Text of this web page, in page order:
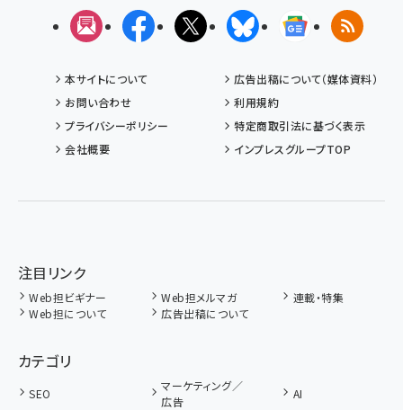
メルマガFacebookX(エックス)BlueskyGoogleニュ
RSS
本サイトについて
広告出稿について（媒体資料）
お問い合わせ
利用規約
プライバシーポリシー
特定商取引法に基づく表示
会社概要
インプレスグループTOP
注目リンク
Web担ビギナー Web担メルマガ
連載・特集
Web担について
広告出稿について
カテゴリ
SEO
マーケティング／
広告
AI